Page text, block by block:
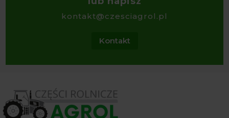
kontakt@czesciagrol.pl
Kontakt